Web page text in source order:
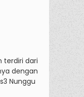
terdiri dari
dengan
Nunggu